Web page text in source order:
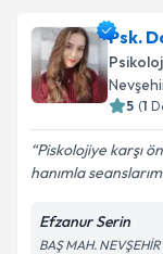
Uzm. Dr.
takvimi
almanız için
E-posta
Psk.
5 (1
Piskolojiye karşı
hanımla
Efzanur Serin
BAŞ MAH.